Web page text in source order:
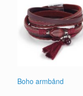
Boho armbånd